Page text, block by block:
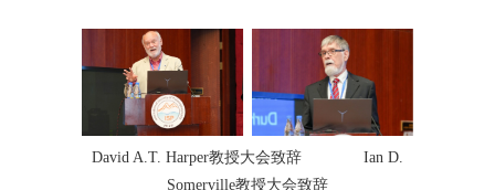
David A.T. Harper教授大会致辞
Ian D.
Somerville教授大会致辞